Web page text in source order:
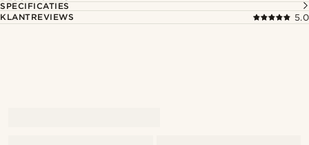
SPECIFICATIES
KLANTREVIEWS
5.0